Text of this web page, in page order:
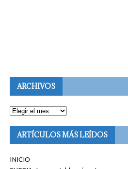
ARCHIVOS
ARTÍCULOS MÁS LEÍDOS
INICIO